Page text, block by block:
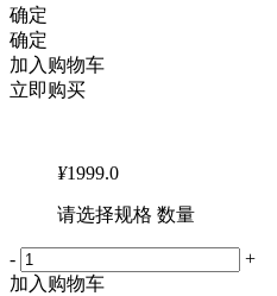
确定
确定
加入购物车
立即购买
¥1999.0
请选择规格 数量
-
+
加入购物车